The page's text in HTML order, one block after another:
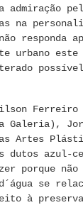
na
responda
urbano
Galeria),
Artes
dutos azul-
porque
se
à